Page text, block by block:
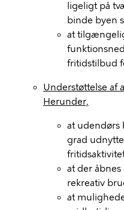
ligeligt på
binde byen
at
fritidstilbud
Understøttelse af
Herunder,
at udendørs
grad
at der åbnes
rekreativ
at